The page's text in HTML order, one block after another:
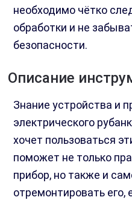
необходимо чётко
обработки и не
безопасности.
Описание
Знание устройства и
электрического
хочет пользоваться
поможет не только
прибор, но также и
отремонтировать его,